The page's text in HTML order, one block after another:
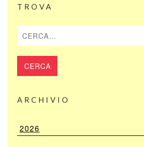
TROVA
ARCHIVIO
2026